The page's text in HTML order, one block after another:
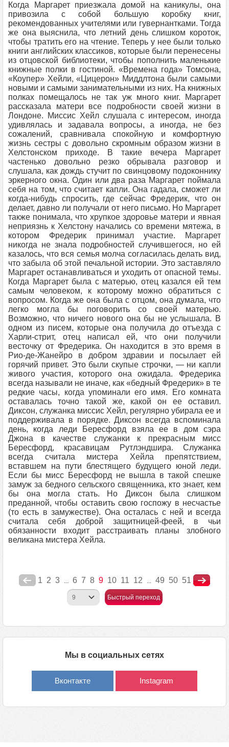
Когда Маргарет приезжала домой на каникулы, она
привозила с собой большую коробку книг,
рекомендованных учителями или гувернантками. Тогда
же она выяснила, что летний день слишком короток,
чтобы тратить его на чтение. Теперь у нее были только
книги английских классиков, которые были перенесены
из отцовской библиотеки, чтобы пополнить маленькие
книжные полки в гостиной. «Времена года» Томсона,
«Коупер» Хейли, «Цицерон» Миддлтона были самыми
новыми и самыми занимательными из них. На книжных
полках помещалось не так уж много книг. Маргарет
рассказала матери все подробности своей жизни в
Лондоне. Миссис Хейл слушала с интересом, иногда
удивлялась и задавала вопросы, а иногда, не без
сожалений, сравнивала спокойную и комфортную
жизнь сестры с довольно скромным образом жизни в
Хелстонском приходе. В такие вечера Маргарет
частенько довольно резко обрывала разговор и
слушала, как дождь стучит по свинцовому подоконнику
эркерного окна. Один или два раза Маргарет поймала
себя на том, что считает капли. Она гадала, сможет ли
когда-нибудь спросить, где сейчас Фредерик, что он
делает, давно ли получали от него письмо. Но Маргарет
также понимала, что хрупкое здоровье матери и явная
неприязнь к Хелстону начались со времени мятежа, в
котором Фредерик принимал участие. Маргарет
никогда не знала подробностей случившегося, но ей
казалось, что вся семья молча согласилась делать вид,
что забыла об этой печальной истории. Это заставляло
Маргарет останавливаться и уходить от опасной темы.
Когда Маргарет была с матерью, отец казался ей тем
самым человеком, к которому можно обратиться с
вопросом. Когда же она была с отцом, она думала, что
легко могла бы поговорить со своей матерью.
Возможно, что ничего нового она бы не услышала. В
одном из писем, которые она получила до отъезда с
Харли-стрит, отец написал ей, что они получили
весточку от Фредерика. Он находится в это время в
Рио-де-Жанейро в добром здравии и посылает ей
горячий привет. Это были скупые строчки, — ни капли
живого участия, которого она ожидала. Фредерика
всегда называли не иначе, как «бедный Фредерик» в те
редкие часы, когда упоминали его имя. Его комната
оставалась точно такой же, какой он ее оставил.
Диксон, служанка миссис Хейл, регулярно убирала ее и
поддерживала в порядке. Диксон всегда вспоминала
день, когда леди Бересфорд взяла ее в дом сэра
Джона в качестве служанки к прекрасным мисс
Бересфорд, красавицам Рутлэндшира. Служанка
всегда считала мистера Хейла препятствием,
вставшем на пути блестящего будущего юной леди.
Если бы мисс Бересфорд не вышла в такой спешке
замуж за бедного сельского священника, кто знает, кем
бы она могла стать. Но Диксон была слишком
преданной, чтобы оставить свою госпожу в несчастье
(то есть в замужестве). Она осталась с ней и всегда
считала себя доброй защитницей-феей, в чьи
обязанности входит расстраивать планы злобного
великана мистера Хейла.
1 2 3 ... 6 7 8 9 10 11 12 ... 49 50 51
Быстрый переход
Мы в социальных сетях
Вконтакте Instagram